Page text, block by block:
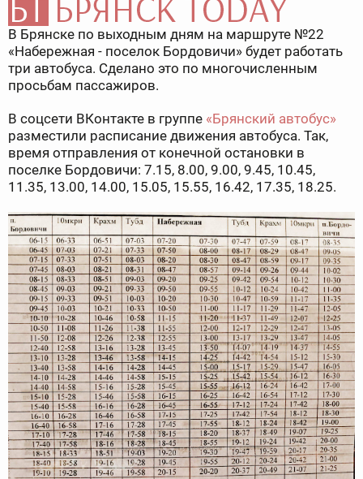
В Брянске по выходным дням на маршруте №22
«Набережная - поселок Бордовичи» будет работать
три автобуса. Сделано это по многочисленным
просьбам пассажиров.
В соцсети ВКонтакте в группе «Брянский автобус»
разместили расписание движения автобуса. Так,
время отправления от конечной остановки в
поселке Бордовичи: 7.15, 8.00, 9.00, 9.45, 10.45,
11.35, 13.00, 14.00, 15.05, 15.55, 16.42, 17.35, 18.25.